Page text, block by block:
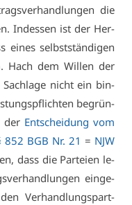
die
In­des­sen ist der Her­
ei­nes selbst­stän­di­gen
Hach dem Wil­len der
nicht ein bin­
be­grün­
der Ent­schei­dung vom
852 BGB Nr. 21 = NJW
dass die Par­tei­en le­
ein­ge­
Ver­hand­lungs­part­